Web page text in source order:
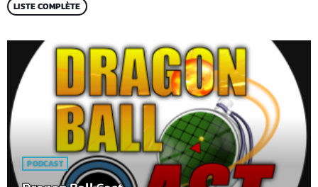
LISTE COMPLÈTE
PODCAST